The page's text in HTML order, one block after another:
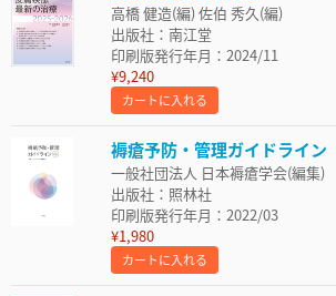
高橋 健造(編) 佐伯 秀久(編)
出版社：南江堂
印刷版発行年月：2024/11
¥9,240
カートに入れる
褥瘡予防・管理ガイドライ
一般社団法人 日本褥瘡学会(編集)
出版社：照林社
印刷版発行年月：2022/03
¥1,980
カートに入れる